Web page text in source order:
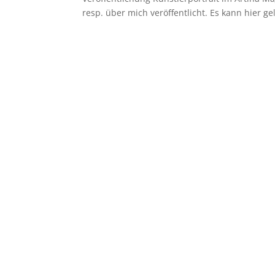
resp. über mich veröffentlicht. Es kann hier